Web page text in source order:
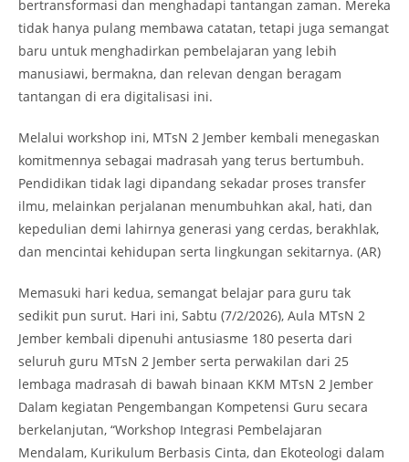
bertransformasi dan menghadapi tantangan zaman. Mereka
tidak hanya pulang membawa catatan, tetapi juga semangat
baru untuk menghadirkan pembelajaran yang lebih
manusiawi, bermakna, dan relevan dengan beragam
tantangan di era digitalisasi ini.
Melalui workshop ini, MTsN 2 Jember kembali menegaskan
komitmennya sebagai madrasah yang terus bertumbuh.
Pendidikan tidak lagi dipandang sekadar proses transfer
ilmu, melainkan perjalanan menumbuhkan akal, hati, dan
kepedulian demi lahirnya generasi yang cerdas, berakhlak,
dan mencintai kehidupan serta lingkungan sekitarnya. (AR)
Memasuki hari kedua, semangat belajar para guru tak
sedikit pun surut. Hari ini, Sabtu (7/2/2026), Aula MTsN 2
Jember kembali dipenuhi antusiasme 180 peserta dari
seluruh guru MTsN 2 Jember serta perwakilan dari 25
lembaga madrasah di bawah binaan KKM MTsN 2 Jember
Dalam kegiatan Pengembangan Kompetensi Guru secara
berkelanjutan, “Workshop Integrasi Pembelajaran
Mendalam, Kurikulum Berbasis Cinta, dan Ekoteologi dalam